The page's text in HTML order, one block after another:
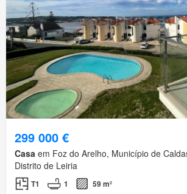
299 000 €
Casa em Foz do Arelho, Município de
Distrito de Leiria
T1 1 59 m²